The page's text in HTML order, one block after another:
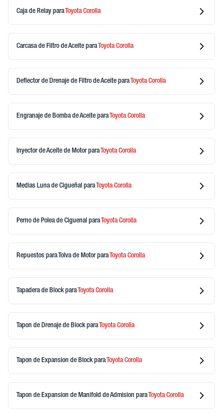
Caja de Relay paraToyotaCorolla
Carcasa de Filtro de Aceite paraToyotaCorolla
Deflector de Drenaje de Filtro de Aceite paraToyotaCorolla
Engranaje de Bomba de Aceite paraToyotaCorolla
Inyector de Aceite de MotorparaToyotaCorolla
Medias Luna de Cigueñal paraToyotaCorolla
Perno de Polea de Ciguenal paraToyotaCorolla
Repuestos para Tolva de MotorparaToyotaCorolla
Tapadera de BlockparaToyotaCorolla
Tapon de Drenaje de BlockparaToyotaCorolla
Tapon de Expansion de BlockparaToyotaCorolla
Tapon de Expansion de Manifold de Admision paraToyotaCorolla